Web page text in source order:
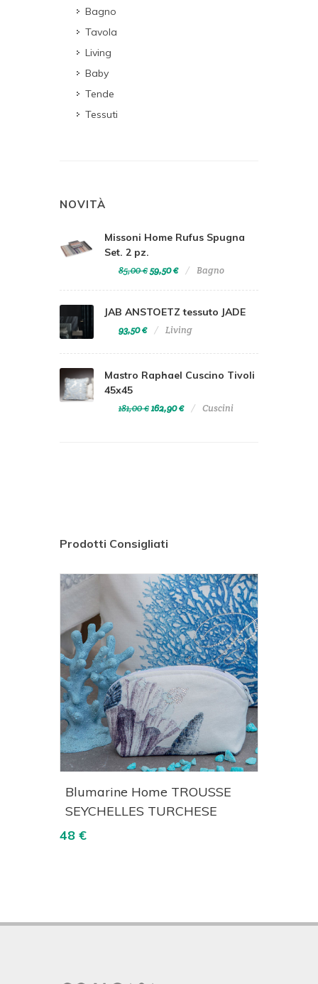
Bagno
Tavola
Living
Baby
Tende
Tessuti
NOVITÀ
Missoni Home Rufus Spugna
Set. 2 pz.
85,00 €59,50 € Bagno
JAB ANSTOETZ tessuto JADE
93,50 € Living
Mastro Raphael Cuscino Tivoli
45x45
181,00 €162,90 € Cuscini
Prodotti Consigliati
Acquista Visualizza
Blumarine Home TROUSSE
SEYCHELLES TURCHESE
48 €